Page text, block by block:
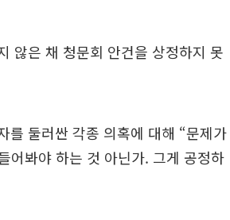
않은 채 청문회 안건을 상정하지 못
를 둘러싼 각종 의혹에 대해 “문제가
어봐야 하는 것 아닌가. 그게 공정하